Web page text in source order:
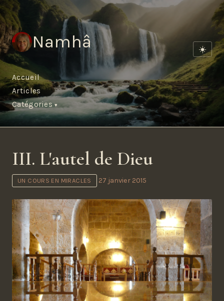
Namhâ ☀️
Accueil
Articles
Catégories
III. L'autel de Dieu
UN COURS EN MIRACLES 27 janvier 2015